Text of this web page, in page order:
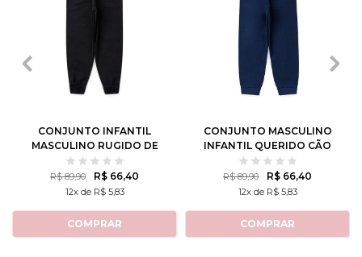
3 4
CONJUNTO INFANTIL
MASCULINO RUGIDO DE
LEÃO
R$ 89,90 R$ 66,40
12x de R$ 5,83
COMPRAR
6 10
CONJUNTO MASCULINO
INFANTIL QUERIDO CÃO
R$ 89,90 R$ 66,40
12x de R$ 5,83
COMPRAR